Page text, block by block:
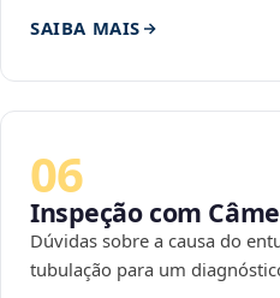
SAIBA MAIS
06
Inspeção com
Dúvidas sobre a causa do
tubulação para um